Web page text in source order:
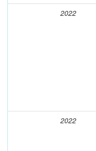
2022
2022